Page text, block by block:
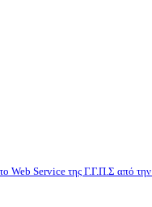
Web Service της Γ.Γ.Π.Σ από την